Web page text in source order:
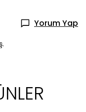
Yorum Yap